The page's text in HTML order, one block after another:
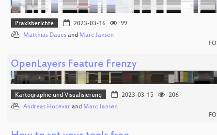
Praxisberichte 2023-03-16
99
Matthias Daues and Marc Jansen
OpenLayers Feature Frenzy
Kartographie und Visualisierung 2023-03-15
206
Andreas Hocevar and Marc Jansen